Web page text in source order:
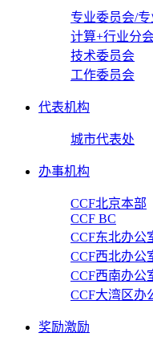
专业委员会/专
计算+行业分
技术委员会
工作委员会
代表机构
城市代表处
办事机构
CCF北京本部
CCF BC
CCF东北办公
CCF西北办公
CCF西南办公
CCF大湾区办
奖励激励